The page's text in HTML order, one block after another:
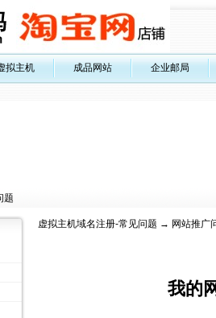
拟主机 成品网站 企业邮局
题
虚拟主机域名注册-常见问题 → 网站推广
我的